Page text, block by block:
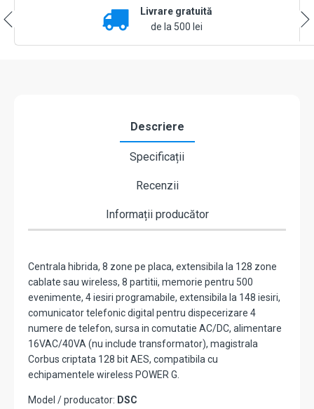
Livrare gratuită
de la 500 lei
Descriere
Specificații
Recenzii
Informații producător
Centrala hibrida, 8 zone pe placa, extensibila la 128 zone
cablate sau wireless, 8 partitii, memorie pentru 500
evenimente, 4 iesiri programabile, extensibila la 148 iesiri,
comunicator telefonic digital pentru dispecerizare 4
numere de telefon, sursa in comutatie AC/DC, alimentare
16VAC/40VA (nu include transformator), magistrala
Corbus criptata 128 bit AES, compatibila cu
echipamentele wireless POWER G.
Model / producator: DSC